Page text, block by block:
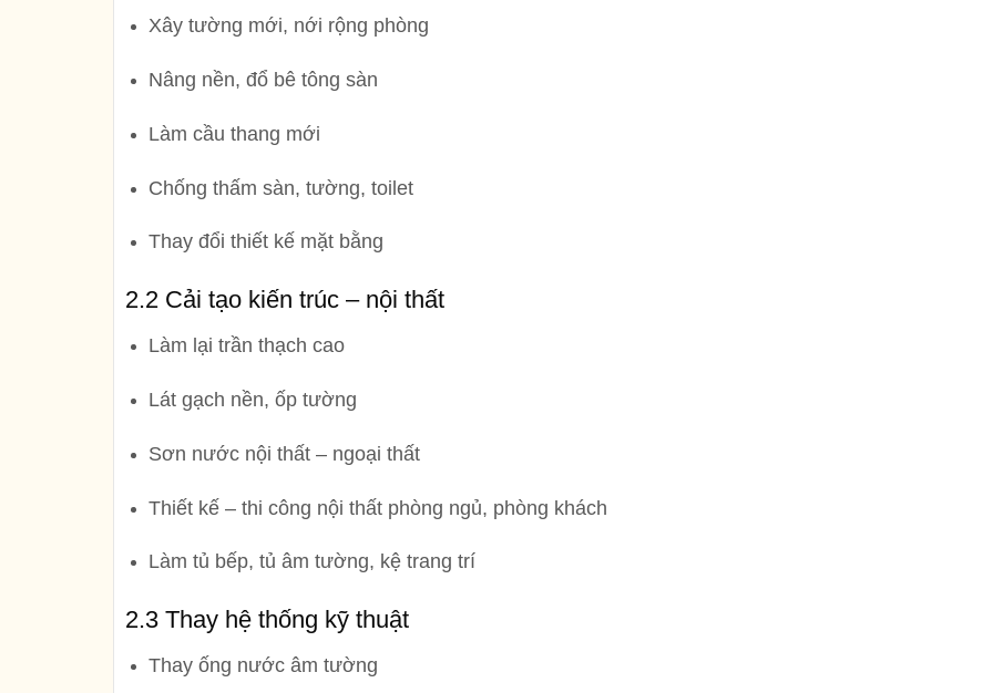
Xây tường mới, nới rộng phòng
Nâng nền, đổ bê tông sàn
Làm cầu thang mới
Chống thấm sàn, tường, toilet
Thay đổi thiết kế mặt bằng
2.2 Cải tạo kiến trúc – nội thất
Làm lại trần thạch cao
Lát gạch nền, ốp tường
Sơn nước nội thất – ngoại thất
Thiết kế – thi công nội thất phòng ngủ, phòng khách
Làm tủ bếp, tủ âm tường, kệ trang trí
2.3 Thay hệ thống kỹ thuật
Thay ống nước âm tường